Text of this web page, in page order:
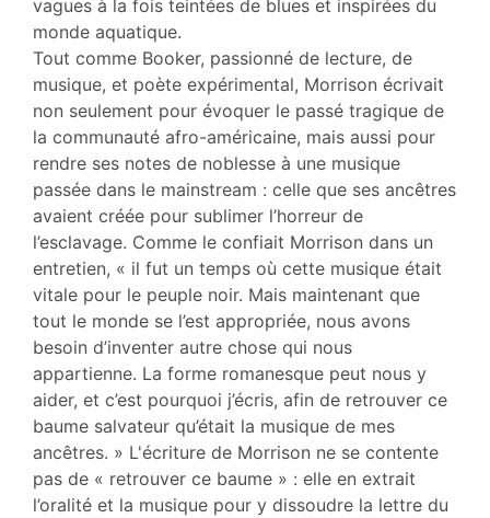
vagues à la fois teintées de blues et inspirées du
monde aquatique.
Tout comme Booker, passionné de lecture, de
musique, et poète expérimental, Morrison écrivait
non seulement pour évoquer le passé tragique de
la communauté afro-américaine, mais aussi pour
rendre ses notes de noblesse à une musique
passée dans le mainstream : celle que ses ancêtres
avaient créée pour sublimer l’horreur de
l’esclavage. Comme le confiait Morrison dans un
entretien, « il fut un temps où cette musique était
vitale pour le peuple noir. Mais maintenant que
tout le monde se l’est appropriée, nous avons
besoin d’inventer autre chose qui nous
appartienne. La forme romanesque peut nous y
aider, et c’est pourquoi j’écris, afin de retrouver ce
baume salvateur qu’était la musique de mes
ancêtres. » L'écriture de Morrison ne se contente
pas de « retrouver ce baume » : elle en extrait
l’oralité et la musique pour y dissoudre la lettre du